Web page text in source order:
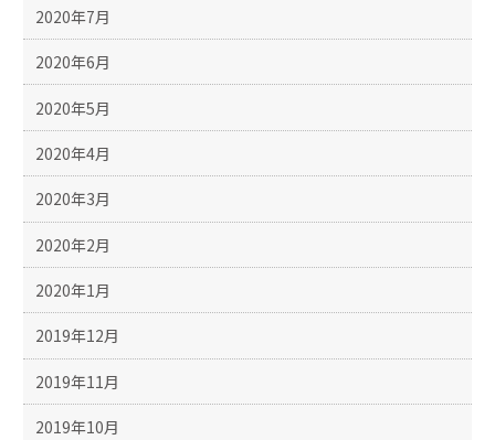
2020年7月
2020年6月
2020年5月
2020年4月
2020年3月
2020年2月
2020年1月
2019年12月
2019年11月
2019年10月